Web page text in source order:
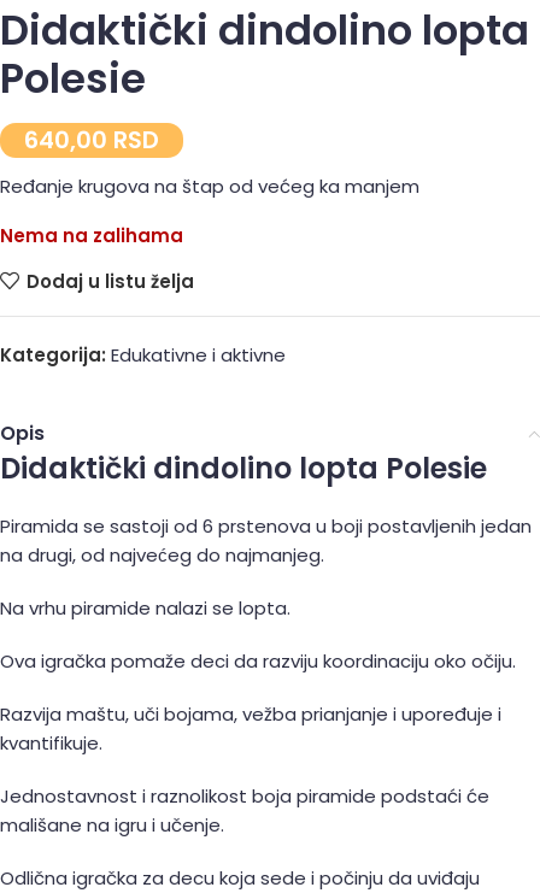
Didaktički dindolino lopta
Polesie
640,00 RSD
Ređanje krugova na štap od većeg ka manjem
Nema na zalihama
Dodaj u listu želja
Kategorija: Edukativne i aktivne
Opis
Didaktički dindolino lopta Polesie
Piramida se sastoji od 6 prstenova u boji postavljenih jedan
na drugi, od najvećeg do najmanjeg.
Na vrhu piramide nalazi se lopta.
Ova igračka pomaže deci da razviju koordinaciju oko očiju.
Razvija maštu, uči bojama, vežba prianjanje i upoređuje i
kvantifikuje.
Jednostavnost i raznolikost boja piramide podstaći će
mališane na igru i učenje.
Odlična igračka za decu koja sede i počinju da uviđaju